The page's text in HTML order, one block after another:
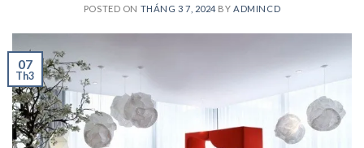
POSTED ON THÁNG 3 7, 2024 BYADMINCD
07
Th3